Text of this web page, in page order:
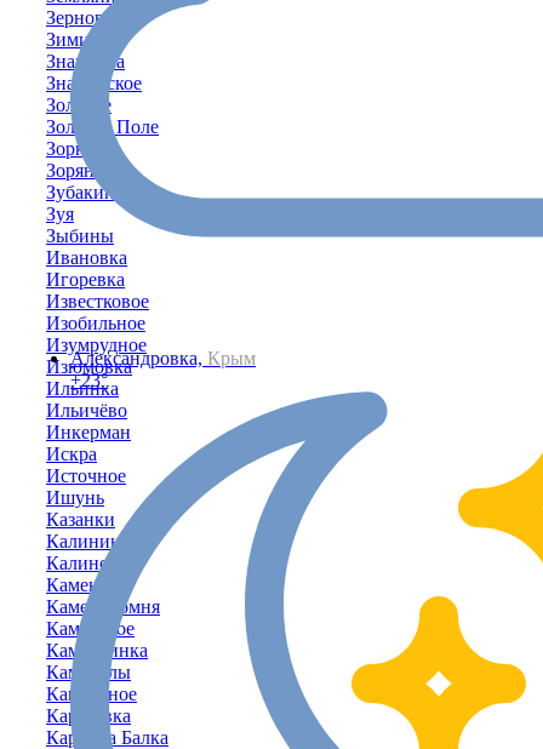
Александровка, Крым
+23°
Зерновое
Зимино
Знаменка
Знаменское
Золотое
Золотое Поле
Зоркино
Зоряное
Зубакино
Зуя
Зыбины
Ивановка
Игоревка
Известковое
Изобильное
Изумрудное
Изюмовка
Ильинка
Ильичёво
Инкерман
Искра
Источное
Ишунь
Казанки
Калинино
Калиновка
Каменка
Каменоломня
Каменское
Камышинка
Камышлы
Камышное
Карасёвка
Карпова Балка